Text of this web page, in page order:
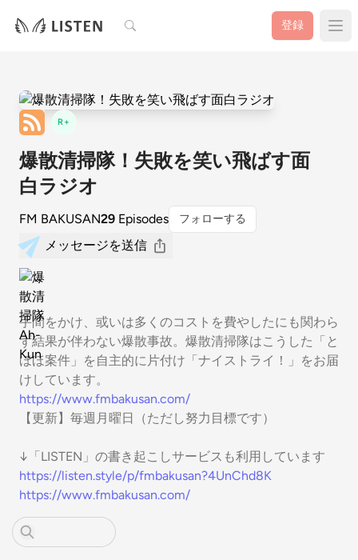
検索 登録
R+
爆散清掃隊！失敗を笑い飛ばす面
白ラジオ
FM BAKUSAN29 Episodes フォローする
メッセージを送信
手間をかけ、或いは多くのコストを費やしたにも関わら
ず結果が伴わない爆散事故。爆散清掃隊はこうした「と
ほほ案件」を自主的に片付け「ナイストライ！」をお届
けしています。
https://www.fmbakusan.com/
【更新】毎週月曜日（ただし努力目標です）
↓「LISTEN」の書き起こしサービスも利用しています
https://listen.style/p/fmbakusan?4UnChd8K
https://www.fmbakusan.com/